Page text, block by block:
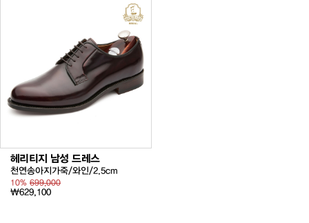
헤리티지 남성 드레스
천연송아지가죽/와인/2.5cm
10% 699,000
₩629,100